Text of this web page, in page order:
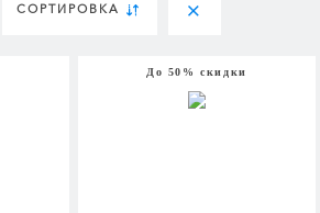
СОРТИРОВКА
До 50% скидки